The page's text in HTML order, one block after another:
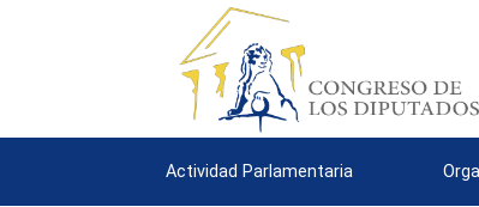
Actividad Parlamentaria